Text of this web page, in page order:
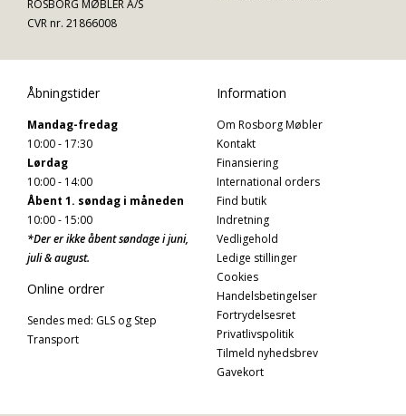
ROSBORG MØBLER A/S
CVR nr. 21866008
Åbningstider
Mandag-fredag
10:00 - 17:30
Lørdag
10:00 - 14:00
Åbent 1. søndag i måneden
10:00 - 15:00
*Der er ikke åbent søndage i juni,
juli & august.
Online ordrer
Sendes med: GLS og Step
Transport
Information
Om Rosborg Møbler
Kontakt
Finansiering
International orders
Find butik
Indretning
Vedligehold
Ledige stillinger
Cookies
Handelsbetingelser
Fortrydelsesret
Privatlivspolitik
Tilmeld nyhedsbrev
Gavekort